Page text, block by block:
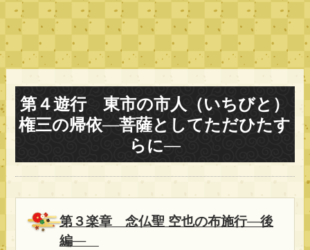
第４遊行 東市の市人（いちびと）
権三の帰依―菩薩としてただひたす
らに―
第３楽章 念仏聖 空也の布施行―後
編―